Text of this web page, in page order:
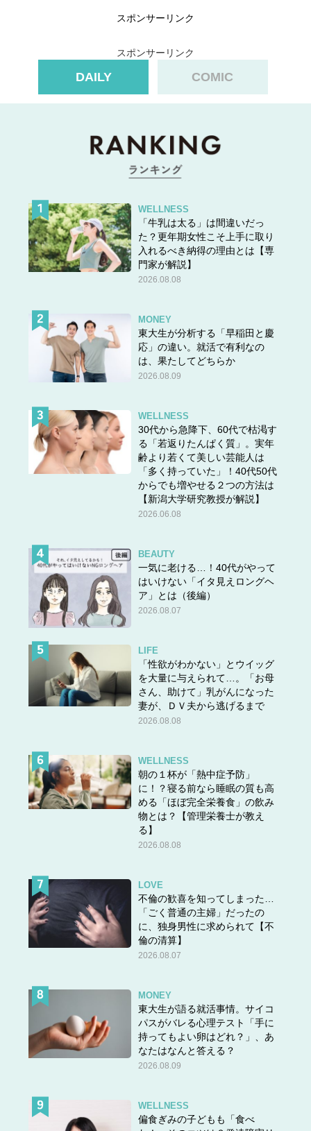
スポンサーリンク
スポンサーリンク
DAILY COMIC
WELLNESS
「牛乳は太る」は間違いだっ
た？更年期女性こそ上手に取り
入れるべき納得の理由とは【専
門家が解説】
2026.08.08
MONEY
東大生が分析する「早稲田と慶
応」の違い。就活で有利なの
は、果たしてどちらか
2026.08.09
WELLNESS
30代から急降下、60代で枯渇す
る「若返りたんぱく質」。実年
齢より若くて美しい芸能人は
「多く持っていた」！40代50代
からでも増やせる２つの方法は
【新潟大学研究教授が解説】
2026.06.08
BEAUTY
一気に老ける…！40代がやって
はいけない「イタ見えロングヘ
ア」とは（後編）
2026.08.07
LIFE
「性欲がわかない」とウイッグ
を大量に与えられて…。「お母
さん、助けて」乳がんになった
妻が、ＤＶ夫から逃げるまで
2026.08.08
WELLNESS
朝の１杯が「熱中症予防」
に！？寝る前なら睡眠の質も高
める「ほぼ完全栄養食」の飲み
物とは？【管理栄養士が教え
る】
2026.08.08
LOVE
不倫の歓喜を知ってしまった…
「ごく普通の主婦」だったの
に、独身男性に求められて【不
倫の清算】
2026.08.07
MONEY
東大生が語る就活事情。サイコ
パスがバレる心理テスト「手に
持ってもよい卵はどれ？」、あ
なたはなんと答える？
2026.08.09
WELLNESS
偏食ぎみの子どもも「食べ